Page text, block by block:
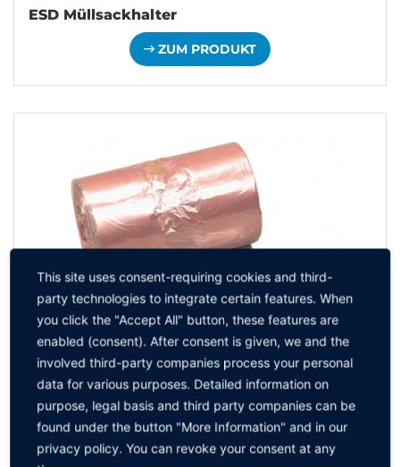
ESD Müllsackhalter
ZUM PRODUKT
This site uses consent-requiring cookies and third-
party technologies to integrate certain features. When
you click the "Accept All" button, these features are
enabled (consent). After consent is given, we and the
involved third-party companies process your personal
data for various purposes. Detailed information on
purpose, legal basis and third party companies can be
found under the button "More Information" and in our
privacy policy. You can revoke your consent at any